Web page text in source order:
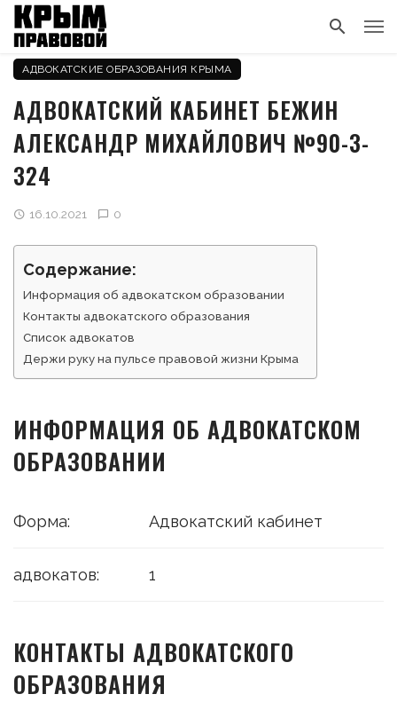
АДВОКАТСКИЕ ОБРАЗОВАНИЯ КРЫМА
АДВОКАТСКИЙ КАБИНЕТ БЕЖИН
АЛЕКСАНДР МИХАЙЛОВИЧ №90-3-
324
16.10.2021 0
Содержание:
Информация об адвокатском образовании
Контакты адвокатского образования
Список адвокатов
Держи руку на пульсе правовой жизни Крыма
ИНФОРМАЦИЯ ОБ АДВОКАТСКОМ
ОБРАЗОВАНИИ
Форма: Адвокатский кабинет
адвокатов: 1
КОНТАКТЫ АДВОКАТСКОГО
ОБРАЗОВАНИЯ